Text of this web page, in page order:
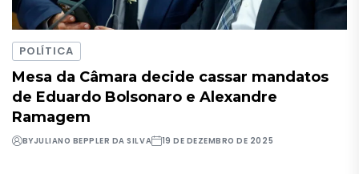
POLÍTICA
Mesa da Câmara decide cassar mandatos
de Eduardo Bolsonaro e Alexandre
Ramagem
BYJULIANO BEPPLER DA SILVA 19 DE DEZEMBRO DE 2025